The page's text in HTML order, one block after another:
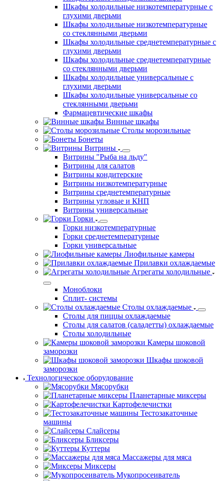
Шкафы холодильные низкотемпературные с
глухими дверьми
Шкафы холодильные низкотемпературные
со стеклянными дверьми
Шкафы холодильные среднетемпературные с
глухими дверьми
Шкафы холодильные среднетемпературные
со стеклянными дверьми
Шкафы холодильные универсальные с
глухими дверьми
Шкафы холодильные универсальные со
стеклянными дверьми
Фармацевтические шкафы
Винные шкафы
Столы морозильные
Бонеты
Витрины
Витрины "Рыба на льду"
Витрины для салатов
Витрины кондитерские
Витрины низкотемпературные
Витрины среднетемпературные
Витрины угловые и КНП
Витрины универсальные
Горки
Горки низкотемпературные
Горки среднетемпературные
Горки универсальные
Лиофильные камеры
Прилавки охлаждаемые
Агрегаты холодильные
Моноблоки
Сплит- системы
Столы охлаждаемые
Столы для пиццы охлаждаемые
Столы для салатов (саладетты) охлаждаемые
Столы холодильные
Камеры шоковой
заморозки
Шкафы шоковой
заморозки
Технологическое оборудование
Мясорубки
Планетарные миксеры
Картофелечистки
Тестозакаточные
машины
Слайсеры
Бликсеры
Куттеры
Массажеры для мяса
Миксеры
Мукопросеиватель